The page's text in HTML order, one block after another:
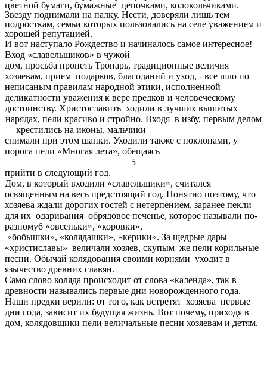
цветной бумаги, бумажные цепочками, колокольчиками.
Звезду поднимали на палку. Нести, доверяли лишь тем
подросткам, семьи которых пользовались на селе уважением и
хорошей репутацией.
И вот наступало Рождество и начиналось самое интересное!
Вход «славельщиков» в чужой
дом, просьба пропеть Тропарь, традиционные величия
хозяевам, прием подарков, благоданий и уход, - все шло по
неписаным правилам народной этики, исполненной
деликатности уважения к вере предков и человеческому
достоинству. Христославить ходили в лучших вышитых
нарядах, пели красиво и стройно. Входя в избу, первым делом
крестились на иконы, мальчики
снимали при этом шапки. Уходили также с поклонами, у
порога пели «Многая лета», обещаясь
5
прийти в следующий год.
Дом, в который входили «славельщики», считался
освященным на весь предстоящий год. Понятно поэтому, что
хозяева ждали дорогих гостей с нетерпением, заранее пекли
для их одаривания обрядовое печенье, которое называли по-
разному6 «овсеньки», «коровки»,
«бобышки», «колядашки», «керики». За щедрые дары
«христиславы» величали хозяев, скупым же пели корильные
песни. Обычай колядования своими корнями уходит в
язычество древних славян.
Само слово коляда происходит от слова «календа», так в
древности назывались первые дни новорожденного года.
Наши предки верили: от того, как встретят хозяева первые
дни года, зависит их будущая жизнь. Вот почему, приходя в
дом, колядовщики пели величальные песни хозяевам и детям.